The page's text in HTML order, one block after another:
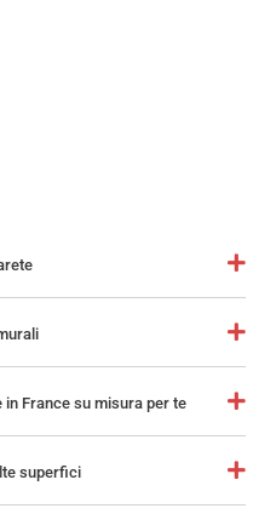
in France su misura per te
superfici